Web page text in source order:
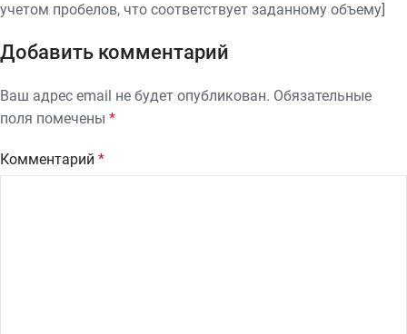
учетом пробелов, что соответствует заданному объему]
Добавить комментарий
Ваш адрес email не будет опубликован. Обязательные
поля помечены *
Комментарий *